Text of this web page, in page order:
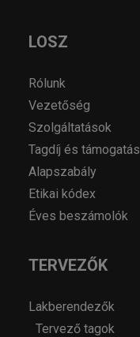
LOSZ
Rólunk
Vezetőség
Szolgáltatások
Tagdíj és támogatás
Alapszabály
Etikai kódex
Éves beszámolók
TERVEZŐK
Lakberendezők
Tervező tagok